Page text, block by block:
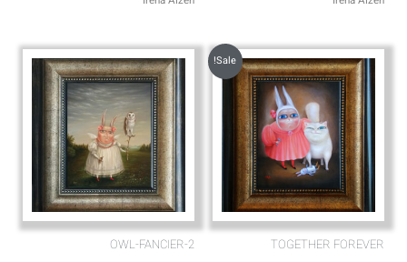
Sale!
TOGETHER FOREVER
OWL-FANCIER-2